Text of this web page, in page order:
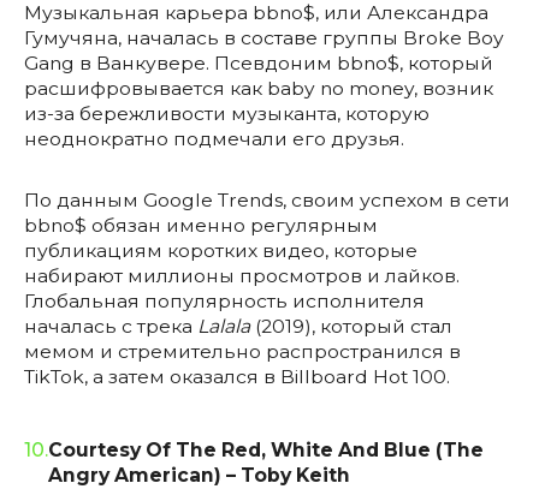
Музыкальная карьера bbno$, или Александра
Гумучяна, началась в составе группы Broke Boy
Gang в Ванкувере. Псевдоним bbno$, который
расшифровывается как baby no money, возник
из-за бережливости музыканта, которую
неоднократно подмечали его друзья.
По данным Google Trends, своим успехом в сети
bbno$ обязан именно регулярным
публикациям коротких видео, которые
набирают миллионы просмотров и лайков.
Глобальная популярность исполнителя
началась с трека Lalala(2019), который стал
мемом и стремительно распространился в
TikTok, а затем оказался в Billboard Hot 100.
10.Courtesy Of The Red, White And Blue (The
Angry American) – Toby Keith